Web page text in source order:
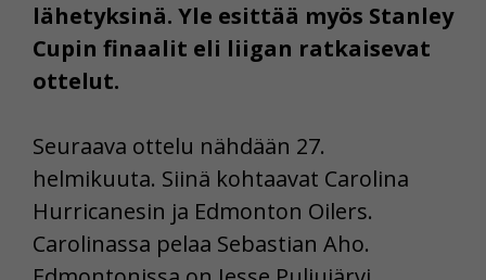
lähetyksinä. Yle esittää myös Stanley
Cupin finaalit eli liigan ratkaisevat
ottelut.
Seuraava ottelu nähdään 27.
helmikuuta. Siinä kohtaavat Carolina
Hurricanesin ja Edmonton Oilers.
Carolinassa pelaa Sebastian Aho.